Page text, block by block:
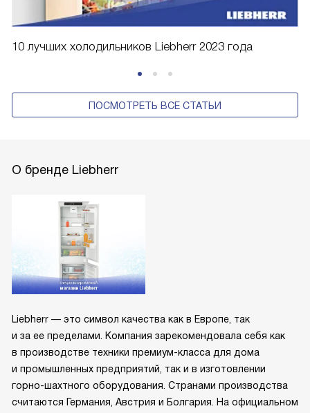
10 лучших холодильников Liebherr 2023 года
ПОСМОТРЕТЬ ВСЕ СТАТЬИ
О бренде Liebherr
Liebherr — это символ качества как в Европе, так
и за ее пределами. Компания зарекомендовала себя как
в производстве техники премиум-класса для дома
и промышленных предприятий, так и в изготовлении
горно-шахтного оборудования. Странами производства
считаются Германия, Австрия и Болгария. На официальном